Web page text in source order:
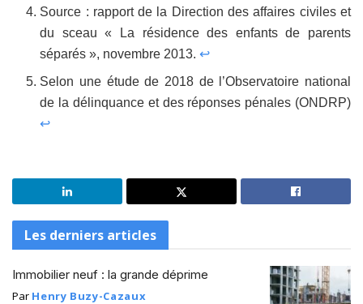
Source : rapport de la Direction des affaires civiles et
du sceau « La résidence des enfants de parents
séparés », novembre 2013. ↩
Selon une étude de 2018 de l’Observatoire national
de la délinquance et des réponses pénales (ONDRP)
↩
Les derniers articles
Immobilier neuf : la grande déprime
Par Henry Buzy-Cazaux